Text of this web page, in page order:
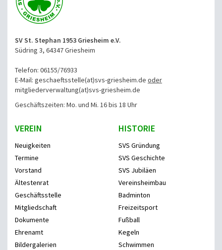
SV St. Stephan 1953 Griesheim e.V.
Südring 3, 64347 Griesheim
Telefon: 06155/76933
E-Mail: geschaeftsstelle(at)svs-griesheim.de oder
mitgliederverwaltung(at)svs-griesheim.de
Geschäftszeiten: Mo. und Mi. 16 bis 18 Uhr
VEREIN
Neuigkeiten
Termine
Vorstand
Ältestenrat
Geschäftsstelle
Mitgliedschaft
Dokumente
Ehrenamt
Bildergalerien
HISTORIE
SVS Gründung
SVS Geschichte
SVS Jubiläen
Vereinsheimbau
Badminton
Freizeitsport
Fußball
Kegeln
Schwimmen